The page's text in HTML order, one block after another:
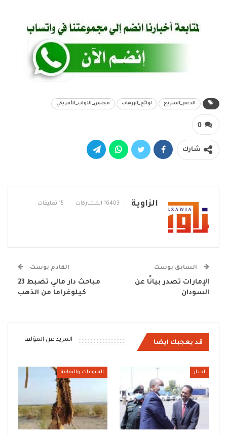
الدعم_السريع لوائح_الإرهاب مجلس_النواب_الأمريكي
0
شارك
الزاوية 16403 المشاركات 15 تعليقات
السابق بوست
الإمارات تصدر بيانًا عن
السودان
القادم بوست
مباحث دار مالي تضبط 23
كيلوغراما من الذهب
قد يعجبك ايضا المزيد عن المؤلف
اخبار المنوعات والثقافة